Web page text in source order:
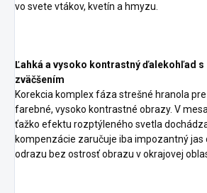
vo svete vtákov, kvetín a hmyzu.
Ľahká a vysoko kontrastný ďalekohľad s
zväčšením
Korekcia komplex fáza strešné hranola
farebné, vysoko kontrastné obrazy. V
ťažko efektu rozptýleného svetla
kompenzácie zaručuje iba impozantný jas
odrazu bez ostrosť obrazu v okrajovej